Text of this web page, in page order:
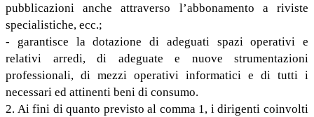
pubblicazioni anche attraverso l’abbonamento a riviste
specialistiche, ecc.;
- garantisce la dotazione di adeguati spazi operativi e
relativi arredi, di adeguate e nuove strumentazioni
professionali, di mezzi operativi informatici e di tutti i
necessari ed attinenti beni di consumo.
2. Ai fini di quanto previsto al comma 1, i dirigenti coinvolti